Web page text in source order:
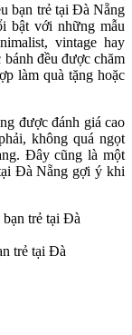
bạn trẻ tại Đà Nẵng
bật với những mẫu
vintage hay
đều được chăm
làm quà tặng hoặc
được đánh giá cao
không quá ngọt
Đây cũng là một
Đà Nẵng gợi ý khi
trẻ tại Đà